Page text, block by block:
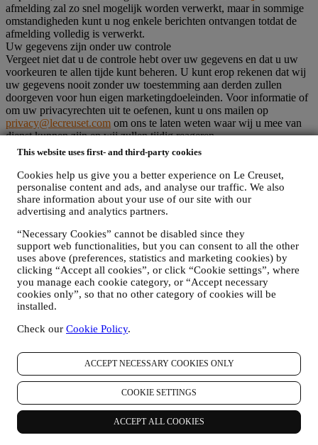
This website uses first- and third-party cookies
Cookies help us give you a better experience on Le Creuset,
personalise content and ads, and analyse our traffic. We also
share information about your use of our site with our
advertising and analytics partners.
“Necessary Cookies” cannot be disabled since they
support web functionalities, but you can consent to all the other
uses above (preferences, statistics and marketing cookies) by
clicking “Accept all cookies”, or click “Cookie settings”, where
you manage each cookie category, or “Accept necessary
cookies only”, so that no other category of cookies will be
installed.
Check our Cookie Policy.
ACCEPT NECESSARY COOKIES ONLY
COOKIE SETTINGS
ACCEPT ALL COOKIES
afmelding zal zo snel mogelijk worden verwerkt, maar in sommige
omstandigheden kunt u nog enkele berichten ontvangen totdat de
afmelding volledig is verwerkt.
Uw gegevens zijn onder uw controle
Vergeet niet dat u de controle hebt over uw gegevens en dat u uw
voorkeuren te allen tijde kunt beheren. U kunt erop rekenen dat wij
uw gegevens nooit zonder uw toestemming aan derden zullen
doorgeven voor hun eigen marketingdoeleinden. Voor informatie of
om uw privacyrechten uit te oefenen, kunt u ons mailen op
privacy@lecreuset.com om ons te laten weten waar wij u mee van
dienst kunnen zijn en wij zullen tijdig reageren.
Volledige Privacyverklaring van Le Creuset
Le Creuset verbindt zich ertoe uw persoonsgegevens en uw privacy
te beschermen en in deze verklaring wordt uitgelegd hoe wij uw
persoonsgegevens verzamelen en verwerken in overeenstemming
met de EU-wetgeving inzake gegevensbescherming (met inbegrip
van de EU Algemene Verordening Gegevensbescherming
toepassing is in uw land, gebied of locatie (de
"Gegevensbeschermingswetten").
1. WANNEER EN WELK SOORT GEGEVENS VERZAMELEN WIJ
VAN U?
“Persoonsgegevens” betekent alle informatie met betrekking tot u en
die ons in staat stelt om u te identificeren, hetzij rechtstreeks of in
Kinderen: Deze website is niet bedoeld voor kinderen en we
Wij kunnen persoonsgegevens van u verzamelen wanneer u onze
website gebruikt (de "Website"), een Le Creuset-account aanmaakt,
een Le Creuset-product koopt op de Website of in onze Le Creuset
Winkels (Signature Boutiques en Outlet Winkels) of wanneer u zich
aanmeldt voor onze marketingcommunicatie. De persoonsgegevens
kunnen betrekking hebben op: